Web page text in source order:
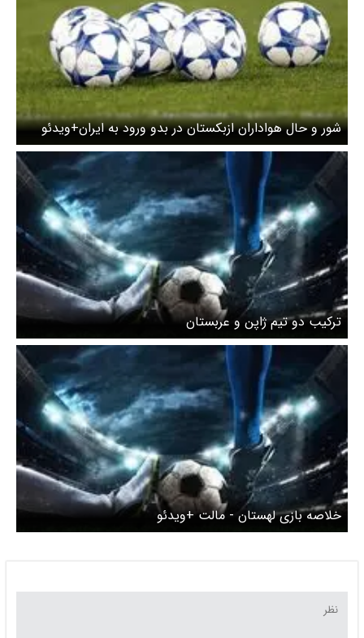
شور و حال هواداران ازبکستان در بدو ورود به ایران+ویدئو
ترکیب دو تیم ژاپن و عربستان
خلاصه بازی لهستان - مالت +ویدئو